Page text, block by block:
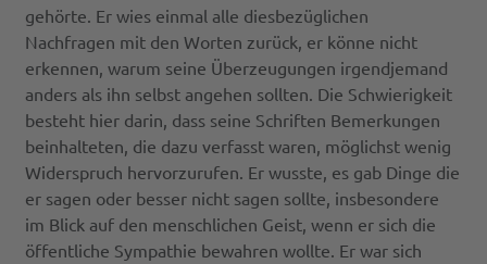
gehörte. Er wies einmal alle diesbezüglichen
Nachfragen mit den Worten zurück, er könne nicht
erkennen, warum seine Überzeugungen irgendjemand
anders als ihn selbst angehen sollten. Die Schwierigkeit
besteht hier darin, dass seine Schriften Bemerkungen
beinhalteten, die dazu verfasst waren, möglichst wenig
Widerspruch hervorzurufen. Er wusste, es gab Dinge die
er sagen oder besser nicht sagen sollte, insbesondere
im Blick auf den menschlichen Geist, wenn er sich die
öffentliche Sympathie bewahren wollte. Er war sich